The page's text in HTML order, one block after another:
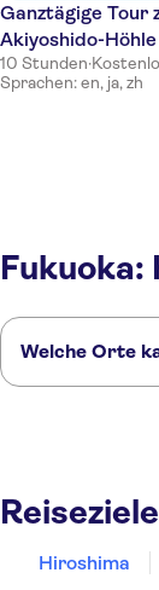
Ganztägige Tour
Akiyoshido-
10 Stunden·
Sprachen: en, ja, zh
Fukuoka:
Welche Orte
Hiroshima